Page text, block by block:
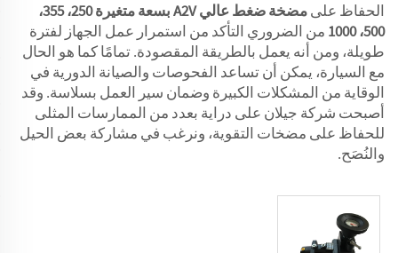
الحفاظ على
مضخة ضغط عالي A2V بسعة متغيرة 250، 355،
500، 1000
من الضروري التأكد من استمرار عمل الجهاز لفترة
طويلة، ومن أنه يعمل بالطريقة المقصودة. تمامًا كما هو الحال
مع السيارة، يمكن أن تساعد الفحوصات والصيانة الدورية في
الوقاية من المشكلات الكبيرة وضمان سير العمل بسلاسة. وقد
أصبحت شركة جيلان على دراية بعدد من الممارسات المثلى
للحفاظ على مضخات التقوية، ونرغب في مشاركة بعض الحيل
والنُصَح.